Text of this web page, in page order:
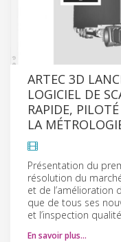
ARTEC 3D
LOGICIEL DE
RAPIDE,
LA
Présentation du
résolution du
et de l’amélioration
que de tous ses
et l’inspection
En savoir plus…